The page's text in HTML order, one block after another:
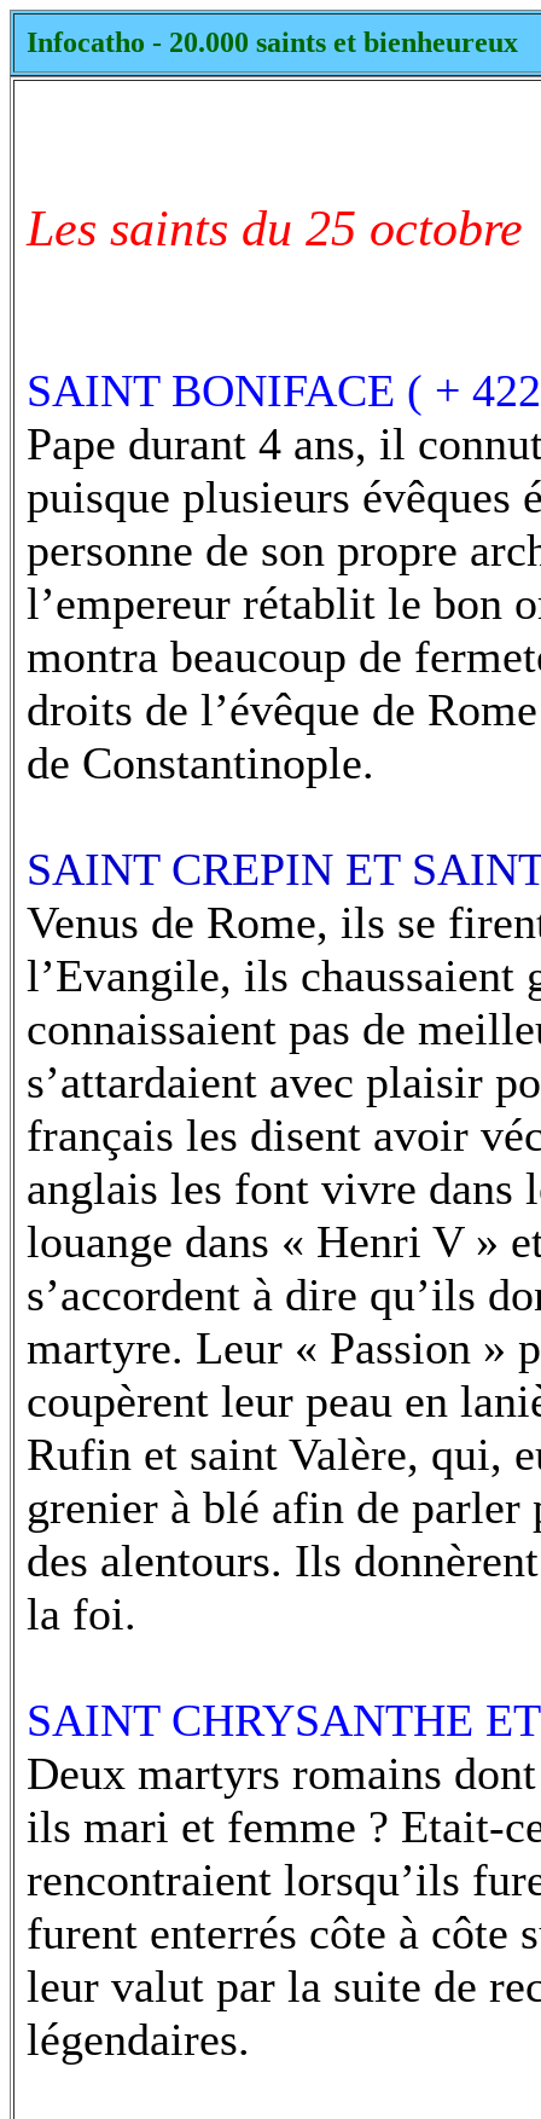
Infocatho - 20.000 saints et bienheureux
Les saints du 25 octobre
SAINT BONIFACE ( +
Pape durant 4 ans, il
puisque plusieurs évêques
personne de son propre
l’empereur rétablit le bon
montra beaucoup de
droits de l’évêque de
de Constantinople.
SAINT CREPIN ET
Venus de Rome, ils se
l’Evangile, ils chaussaient
connaissaient pas de
s’attardaient avec plaisir
français les disent avoir
anglais les font vivre dans
louange dans « Henri V »
s’accordent à dire qu’ils
martyre. Leur « Passion »
coupèrent leur peau en
Rufin et saint Valère, qui,
grenier à blé afin de parler
des alentours. Ils
la foi.
SAINT CHRYSANTHE
Deux martyrs romains
ils mari et femme ? Etait-
rencontraient lorsqu’ils
furent enterrés côte à côte
leur valut par la suite de
légendaires.